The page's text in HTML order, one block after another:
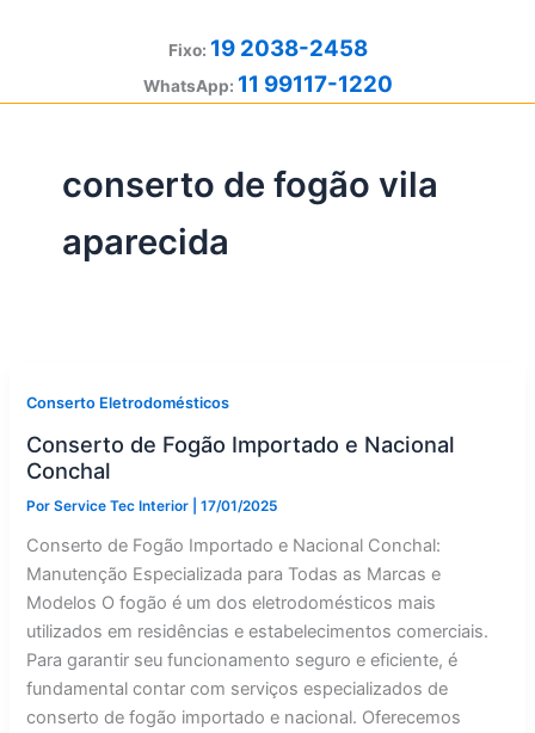
Fixo: 19 2038-2458
WhatsApp: 11 99117-1220
conserto de fogão vila
aparecida
Conserto Eletrodomésticos
Conserto de Fogão Importado e Nacional
Conchal
PorService Tec Interior |17/01/2025
Conserto de Fogão Importado e Nacional Conchal:
Manutenção Especializada para Todas as Marcas e
Modelos O fogão é um dos eletrodomésticos mais
utilizados em residências e estabelecimentos comerciais.
Para garantir seu funcionamento seguro e eficiente, é
fundamental contar com serviços especializados de
conserto de fogão importado e nacional. Oferecemos